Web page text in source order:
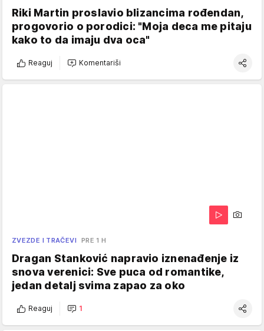
Riki Martin proslavio blizancima rođendan,
progovorio o porodici: "Moja deca me pitaju
kako to da imaju dva oca"
Reaguj Komentariši
ZVEZDE I TRAČEVI PRE 1 H
Dragan Stanković napravio iznenađenje iz
snova verenici: Sve puca od romantike,
jedan detalj svima zapao za oko
Reaguj 1